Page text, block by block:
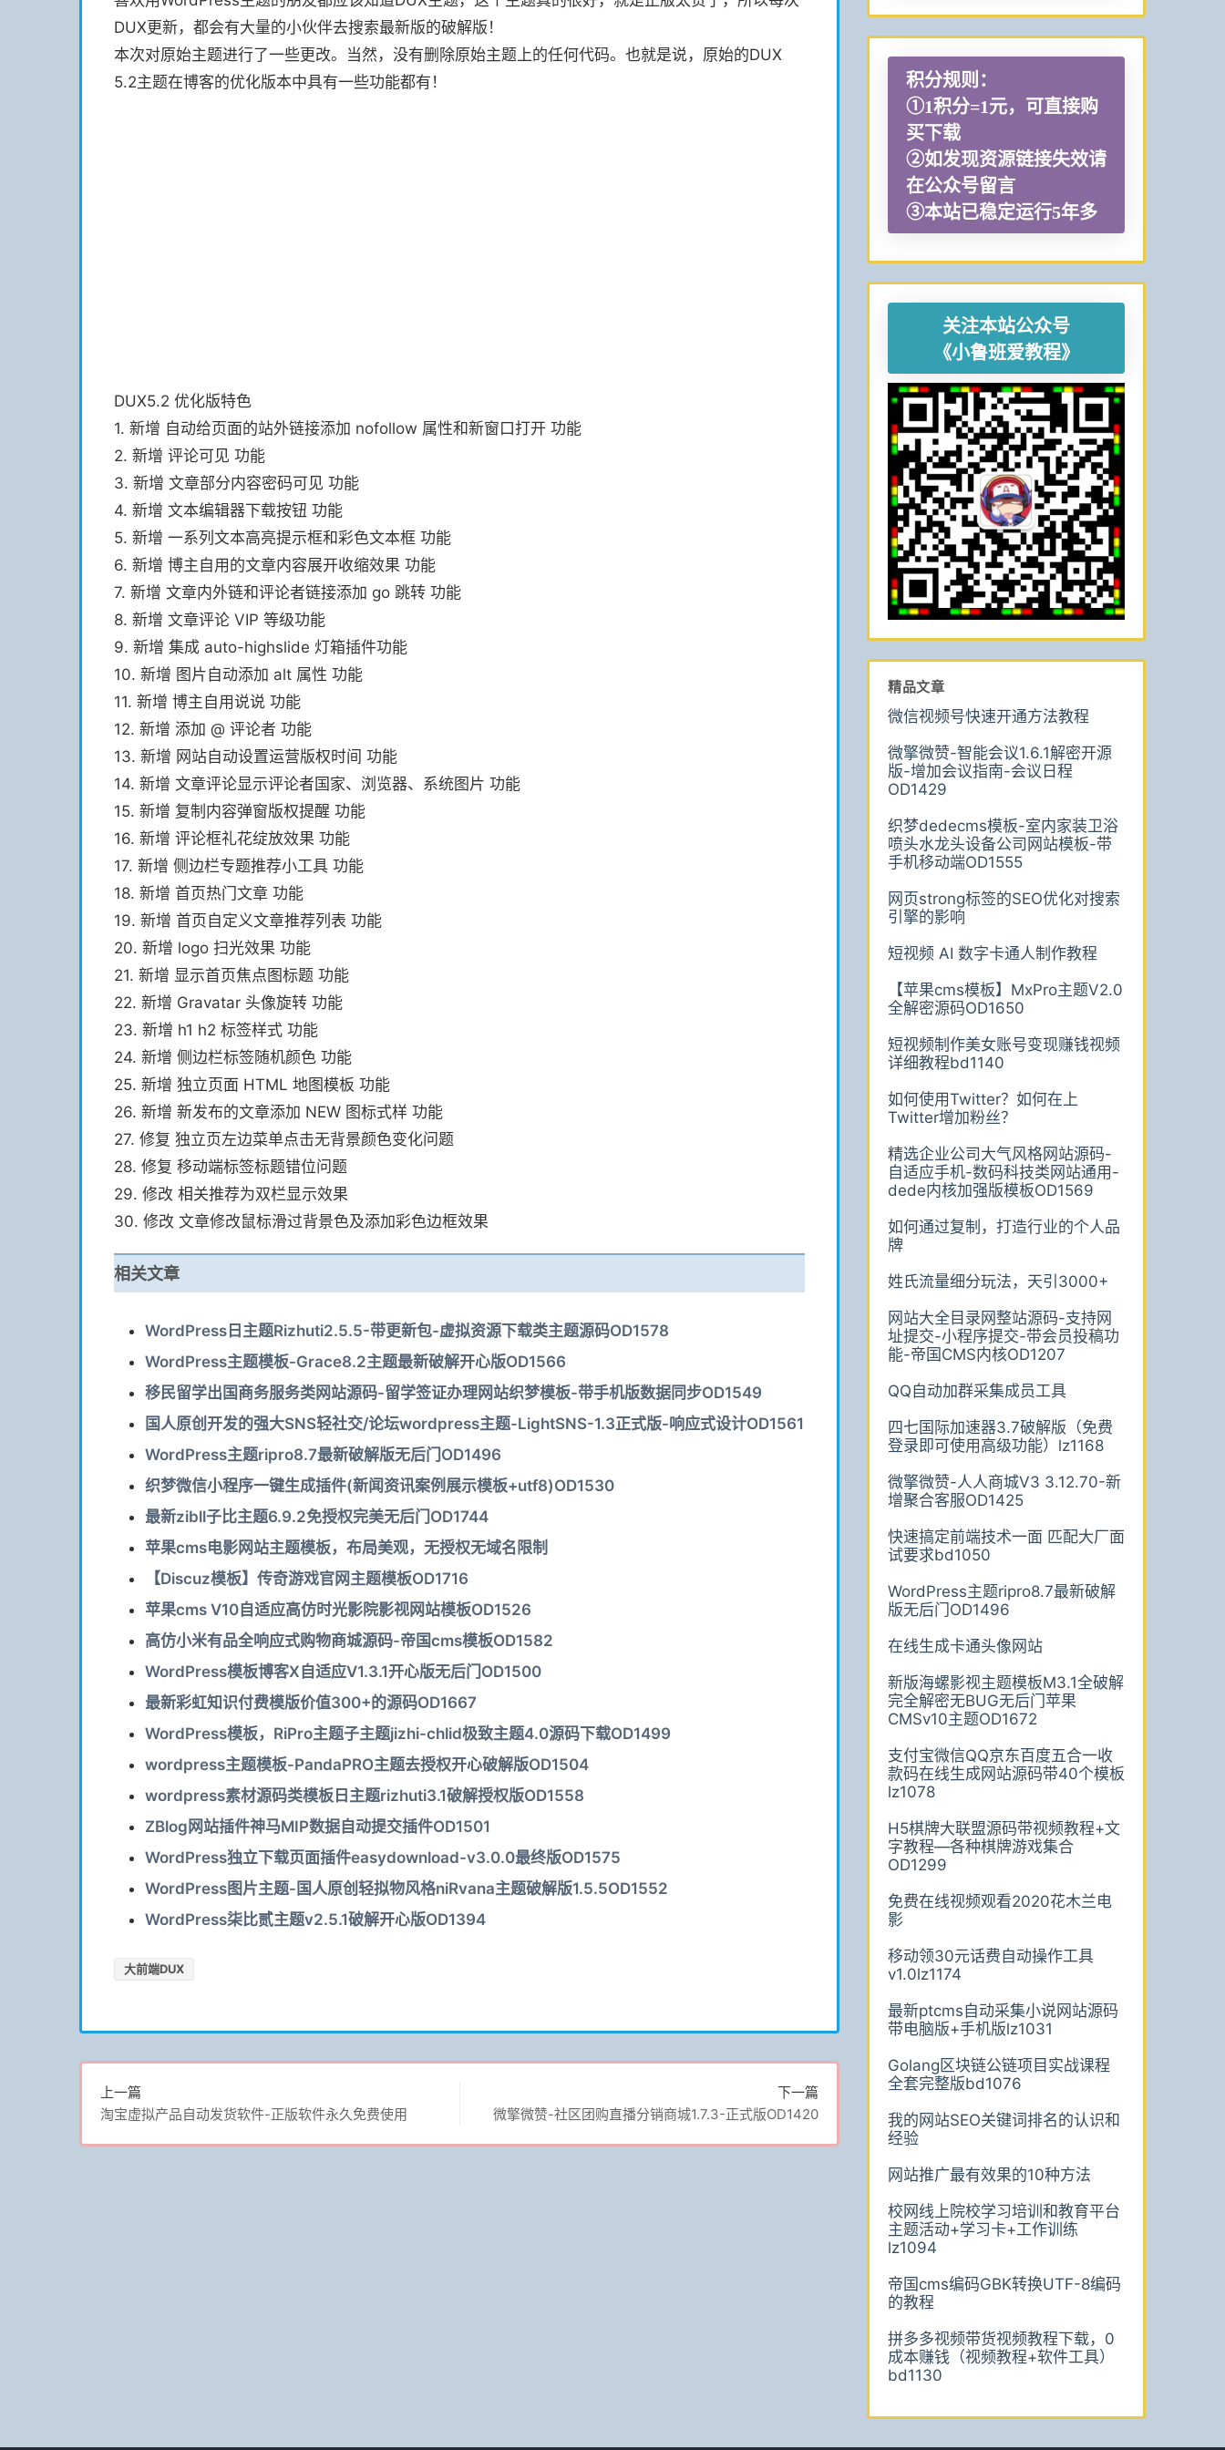
DUX更新，都会有大量的小伙伴去搜索最新版的破解版！
本次对原始主题进行了一些更改。当然，没有删除原始主题上的任何代码。也就是说，原始的DUX
5.2主题在博客的优化版本中具有一些功能都有！
DUX5.2 优化版特色
1. 新增 自动给页面的站外链接添加 nofollow 属性和新窗口打开 功能
2. 新增 评论可见 功能
3. 新增 文章部分内容密码可见 功能
4. 新增 文本编辑器下载按钮 功能
5. 新增 一系列文本高亮提示框和彩色文本框 功能
6. 新增 博主自用的文章内容展开收缩效果 功能
7. 新增 文章内外链和评论者链接添加 go 跳转 功能
8. 新增 文章评论 VIP 等级功能
9. 新增 集成 auto-highslide 灯箱插件功能
10. 新增 图片自动添加 alt 属性 功能
11. 新增 博主自用说说 功能
12. 新增 添加 @ 评论者 功能
13. 新增 网站自动设置运营版权时间 功能
14. 新增 文章评论显示评论者国家、浏览器、系统图片 功能
15. 新增 复制内容弹窗版权提醒 功能
16. 新增 评论框礼花绽放效果 功能
17. 新增 侧边栏专题推荐小工具 功能
18. 新增 首页热门文章 功能
19. 新增 首页自定义文章推荐列表 功能
20. 新增 logo 扫光效果 功能
21. 新增 显示首页焦点图标题 功能
22. 新增 Gravatar 头像旋转 功能
23. 新增 h1 h2 标签样式 功能
24. 新增 侧边栏标签随机颜色 功能
25. 新增 独立页面 HTML 地图模板 功能
26. 新增 新发布的文章添加 NEW 图标式样 功能
27. 修复 独立页左边菜单点击无背景颜色变化问题
28. 修复 移动端标签标题错位问题
29. 修改 相关推荐为双栏显示效果
30. 修改 文章修改鼠标滑过背景色及添加彩色边框效果
相关文章
WordPress日主题Rizhuti2.5.5-带更新包-虚拟资源下载类主题源码OD1578
WordPress主题模板-Grace8.2主题最新破解开心版OD1566
移民留学出国商务服务类网站源码-留学签证办理网站织梦模板-带手机版数据同步OD1549
国人原创开发的强大SNS轻社交/论坛wordpress主题-LightSNS-1.3正式版-响应式设计OD1561
WordPress主题ripro8.7最新破解版无后门OD1496
织梦微信小程序一键生成插件(新闻资讯案例展示模板+utf8)OD1530
最新zibll子比主题6.9.2免授权完美无后门OD1744
苹果cms电影网站主题模板，布局美观，无授权无域名限制
【Discuz模板】传奇游戏官网主题模板OD1716
苹果cms V10自适应高仿时光影院影视网站模板OD1526
高仿小米有品全响应式购物商城源码-帝国cms模板OD1582
WordPress模板博客X自适应V1.3.1开心版无后门OD1500
最新彩虹知识付费模版价值300+的源码OD1667
WordPress模板，RiPro主题子主题jizhi-chlid极致主题4.0源码下载OD1499
wordpress主题模板-PandaPRO主题去授权开心破解版OD1504
wordpress素材源码类模板日主题rizhuti3.1破解授权版OD1558
ZBlog网站插件神马MIP数据自动提交插件OD1501
WordPress独立下载页面插件easydownload-v3.0.0最终版OD1575
WordPress图片主题-国人原创轻拟物风格niRvana主题破解版1.5.5OD1552
WordPress柒比贰主题v2.5.1破解开心版OD1394
大前端DUX
上一篇
淘宝虚拟产品自动发货软件-正版软件永久免费使用
下一篇
微擎微赞-社区团购直播分销商城1.7.3-正式版OD1420
积分规则：
①1积分=1元，可直接购
买下载
②如发现资源链接失效请
在公众号留言
③本站已稳定运行5年多
关注本站公众号
《小鲁班爱教程》
精品文章
微信视频号快速开通方法教程
微擎微赞-智能会议1.6.1解密开源
版-增加会议指南-会议日程
OD1429
织梦dedecms模板-室内家装卫浴
喷头水龙头设备公司网站模板-带
手机移动端OD1555
网页strong标签的SEO优化对搜索
引擎的影响
短视频 AI 数字卡通人制作教程
【苹果cms模板】MxPro主题V2.0
全解密源码OD1650
短视频制作美女账号变现赚钱视频
详细教程bd1140
如何使用Twitter？如何在上
Twitter增加粉丝？
精选企业公司大气风格网站源码-
自适应手机-数码科技类网站通用-
dede内核加强版模板OD1569
如何通过复制，打造行业的个人品
牌
姓氏流量细分玩法，天引3000+
网站大全目录网整站源码-支持网
址提交-小程序提交-带会员投稿功
能-帝国CMS内核OD1207
QQ自动加群采集成员工具
四七国际加速器3.7破解版（免费
登录即可使用高级功能）lz1168
微擎微赞-人人商城V3 3.12.70-新
增聚合客服OD1425
快速搞定前端技术一面 匹配大厂面
试要求bd1050
WordPress主题ripro8.7最新破解
版无后门OD1496
在线生成卡通头像网站
新版海螺影视主题模板M3.1全破解
完全解密无BUG无后门苹果
CMSv10主题OD1672
支付宝微信QQ京东百度五合一收
款码在线生成网站源码带40个模板
lz1078
H5棋牌大联盟源码带视频教程+文
字教程—各种棋牌游戏集合
OD1299
免费在线视频观看2020花木兰电
影
移动领30元话费自动操作工具
v1.0lz1174
最新ptcms自动采集小说网站源码
带电脑版+手机版lz1031
Golang区块链公链项目实战课程
全套完整版bd1076
我的网站SEO关键词排名的认识和
经验
网站推广最有效果的10种方法
校网线上院校学习培训和教育平台
主题活动+学习卡+工作训练
lz1094
帝国cms编码GBK转换UTF-8编码
的教程
拼多多视频带货视频教程下载，0
成本赚钱（视频教程+软件工具）
bd1130